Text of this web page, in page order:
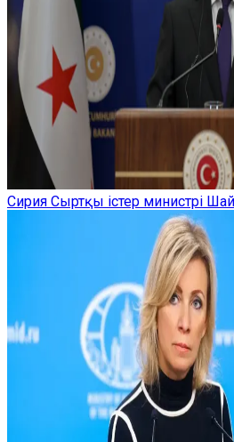
Сирия Сыртқы істер министрі